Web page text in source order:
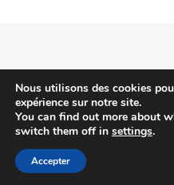
2026 voyagehotels.info © |
HAUT
Nous utilisons des cookies
expérience sur notre site.
You can find out more about
switch them off in settings.
Accepter